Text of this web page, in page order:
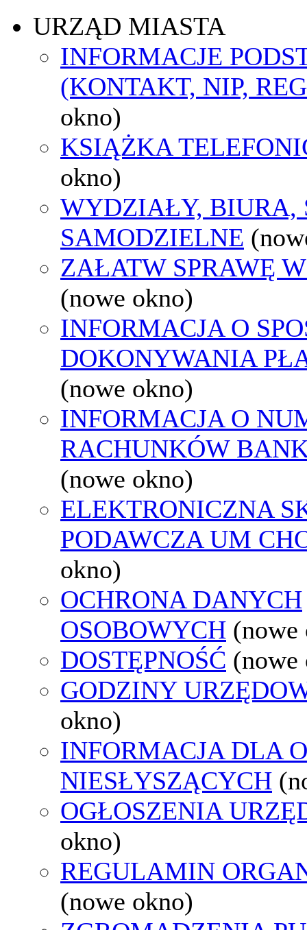
URZĄD MIASTA
INFORMACJE
(KONTAKT, NIP,
okno)
KSIĄŻKA
okno)
WYDZIAŁY, BIURA,
SAMODZIELNE
ZAŁATW SPRAWĘ
(nowe okno)
INFORMACJA O
DOKONYWANIA
(nowe okno)
INFORMACJA O
RACHUNKÓW
(nowe okno)
ELEKTRONICZNA
PODAWCZA UM
okno)
OCHRONA DANYCH
OSOBOWYCH (nowe
DOSTĘPNOŚĆ (nowe
GODZINY
okno)
INFORMACJA DLA
NIESŁYSZĄCYCH
OGŁOSZENIA
okno)
REGULAMIN
(nowe okno)